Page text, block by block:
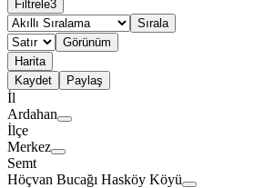
Filtrele3
Sırala
Görünüm
Harita
Kaydet
Paylaş
İl
Ardahan
İlçe
Merkez
Semt
Höçvan Bucağı Hasköy Köyü